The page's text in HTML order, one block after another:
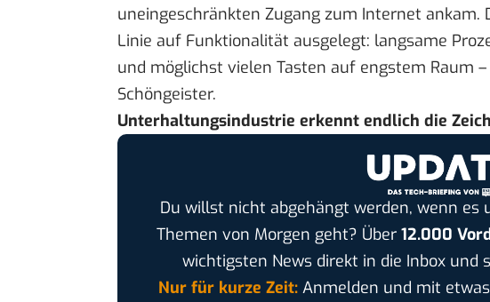
uneingeschränkten Zugang zum Internet ankam.
Linie auf Funktionalität ausgelegt: langsame
und möglichst vielen Tasten auf engstem Raum
Schöngeister.
Unterhaltungsindustrie erkennt endlich die
Du willst nicht abgehängt werden, wenn es
Themen von Morgen geht? Über 12.000
wichtigsten News direkt in die Inbox und
Nur für kurze Zeit:Anmelden und mit etwas